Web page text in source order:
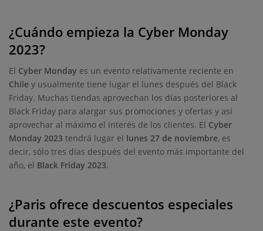
¿Cuándo empieza la Cyber Monday
2023?
El Cyber Monday es un evento relativamente reciente en
Chile y usualmente tiene lugar el lunes después del Black
Friday. Muchas tiendas aprovechan los días posteriores al
Black Friday para alargar sus promociones y ofertas y así
aprovechar al máximo el interés de los clientes. El Cyber
Monday 2023 tendrá lugar el lunes 27 de noviembre, es
decir, sólo tres días después del evento más importante del
año, el Black Friday 2023.
¿Paris ofrece descuentos especiales
durante este evento?